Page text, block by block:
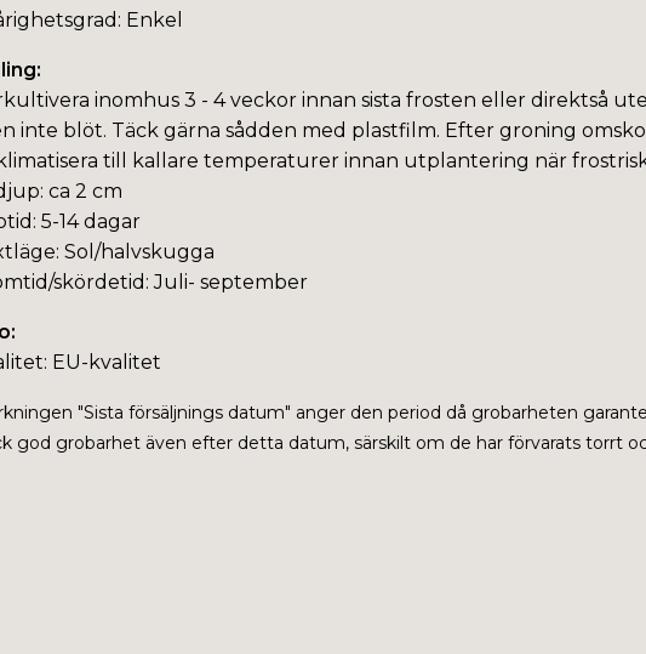
Enkel
inomhus 3 - 4 veckor innan sista frosten eller direktså
inte blöt. Täck gärna sådden med plastfilm. Efter groning
till kallare temperaturer innan utplantering när
ca 2 cm
5-14 dagar
Sol/halvskugga
skördetid: Juli- september
EU-kvalitet
"Sista försäljnings datum" anger den period då grobarheten
god grobarhet även efter detta datum, särskilt om de har förvarats torrt